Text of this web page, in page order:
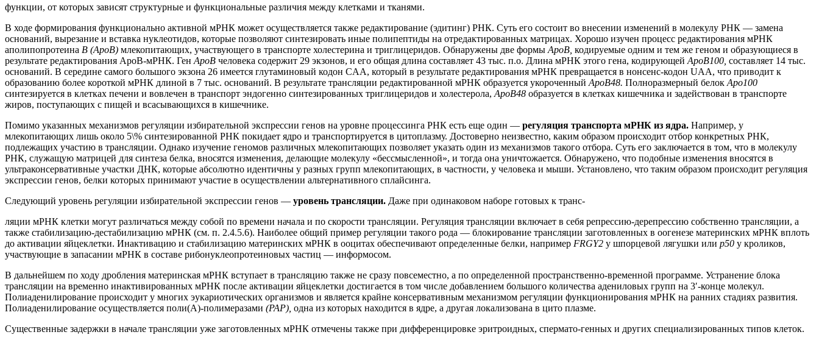
функции, от которых зависят структурные и функциональные различия между клетками и тканями.
В ходе формирования функционально активной мРНК может осуществляется также редактирование (эдитинг) РНК. Суть его состоит во внесении изменений в молекулу РНК — замена
оснований, вырезание и вставка нуклеотидов, которые позволяют синтезировать иные полипептиды на отредактированных матрицах. Хорошо изучен процесс редактирования мРНК
аполипопротеина В (АроВ) млекопитающих, участвующего в транспорте холестерина и триглицеридов. Обнаружены две формы AроB, кодируемые одним и тем же геном и образующиеся в
результате редактирования AроB-мРНК. Ген AроB человека содержит 29 экзонов, и его общая длина составляет 43 тыс. п.о. Длина мРНК этого гена, кодирующей ApoB100, составляет 14 тыс.
оснований. В середине самого большого экзона 26 имеется глутаминовый кодон CAA, который в результате редактирования мРНК превращается в нонсенс-кодон UAA, что приводит к
образованию более короткой мРНК длиной в 7 тыс. оснований. В результате трансляции редактированной мРНК образуется укороченный AроB48. Полноразмерный белок Аро100
синтезируется в клетках печени и вовлечен в транспорт эндогенно синтезированных триглицеридов и холестерола, АроВ48 образуется в клетках кишечника и задействован в транспорте
жиров, поступающих с пищей и всасывающихся в кишечнике.
Помимо указанных механизмов регуляции избирательной экспрессии генов на уровне процессинга РНК есть еще один — регуляция транспорта мРНК из ядра. Например, у
млекопитающих лишь около 5\% синтезированной РНК покидает ядро и транспортируется в цитоплазму. Достоверно неизвестно, каким образом происходит отбор конкретных РНК,
подлежащих участию в трансляции. Однако изучение геномов различных млекопитающих позволяет указать один из механизмов такого отбора. Суть его заключается в том, что в молекулу
РНК, служащую матрицей для синтеза белка, вносятся изменения, делающие молекулу «бессмысленной», и тогда она уничтожается. Обнаружено, что подобные изменения вносятся в
ультраконсервативные участки ДНК, которые абсолютно идентичны у разных групп млекопитающих, в частности, у человека и мыши. Установлено, что таким образом происходит регуляция
экспрессии генов, белки которых принимают участие в осуществлении альтернативного сплайсинга.
Следующий уровень регуляции избирательной экспрессии генов — уровень трансляции. Даже при одинаковом наборе готовых к транс-
ляции мРНК клетки могут различаться между собой по времени начала и по скорости трансляции. Регуляция трансляции включает в себя репрессию-дерепрессию собственно трансляции, а
также стабилизацию-дестабилизацию мРНК (см. п. 2.4.5.6). Наиболее общий пример регуляции такого рода — блокирование трансляции заготовленных в оогенезе материнских мРНК вплоть
до активации яйцеклетки. Инактивацию и стабилизацию материнских мРНК в ооцитах обеспечивают определенные белки, например FRGY2 у шпорцевой лягушки или p50 у кроликов,
участвующие в запасании мРНК в составе рибонуклеопротеиновых частиц — информосом.
В дальнейшем по ходу дробления материнская мРНК вступает в трансляцию также не сразу повсеместно, а по определенной пространственно-временной программе. Устранение блока
трансляции на временно инактивированных мРНК после активации яйцеклетки достигается в том числе добавлением большого количества адениловых групп на 3′-конце молекул.
Полиаденилирование происходит у многих эукариотических организмов и является крайне консервативным механизмом регуляции функционирования мРНК на ранних стадиях развития.
Полиаденилирование осуществляется поли(А)-полимеразами (PAP), одна из которых находится в ядре, а другая локализована в цито плазме.
Существенные задержки в начале трансляции уже заготовленных мРНК отмечены также при дифференцировке эритроидных, спермато-генных и других специализированных типов клеток.